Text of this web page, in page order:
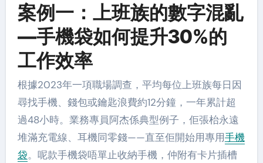
案例一：上班族的數字混亂
—手機袋如何提升30%的
工作效率
根據2023年一項職場調查，平均每位上班族每日因
尋找手機、錢包或鑰匙浪費約12分鐘，一年累計超
過48小時。業務專員阿杰係典型例子，佢張枱永遠
堆滿充電線、耳機同零錢——直至佢開始用專用手機
袋。呢款手機袋唔單止收納手機，仲附有卡片插槽